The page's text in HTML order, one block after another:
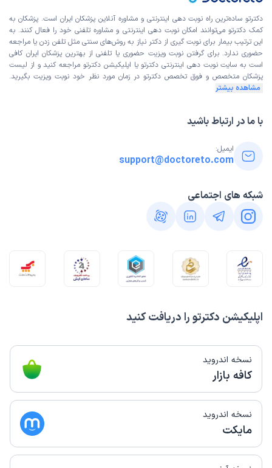
اپلیکیشن دکترتو را دریافت کنید
نسخه اندروید
کافه بازار
نسخه اندروید
مایکت
دکترتو ساده‌ترین راه نوبت‌ دهی اینترنتی و مشاوره آنلاین پزشکان ایران است. پزشکان به
کمک دکترتو می‌توانند امکان نوبت دهی اینترنتی و مشاوره تلفنی خود را فعال کنند. به
این ترتیب بیمار برای نوبت گیری از دکتر نیاز به روش‌های سنتی مثل تلفن زدن یا مراجعه
حضوری ندارد. برای گرفتن نوبت ویزیت حضوری یا تلفنی از بهترین پزشکان ایران کافی
است به سایت نوبت دهی اینترنتی دکترتو یا اپلیکیشن دکترتو مراجعه کنید و از لیست
پزشکان متخصص و فوق تخصص دکترتو در زمان مورد نظر خود نوبت ویزیت بگیرید.
مشاهده بیشتر
با ما در ارتباط باشید
ایمیل:
support@doctoreto.com
شبکه های اجتماعی